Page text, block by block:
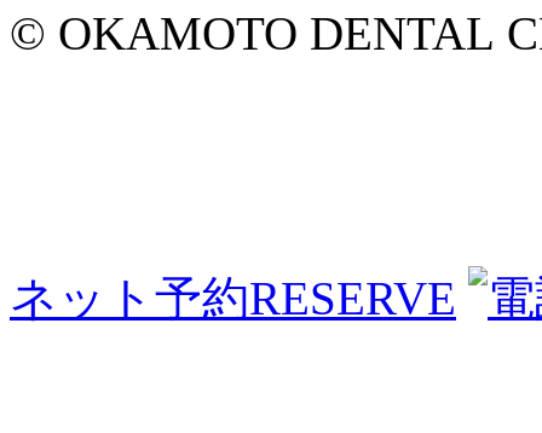
© OKAMOTO DENTAL
ネット予約RESERVE